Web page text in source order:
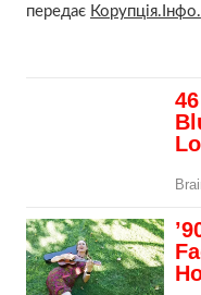
передає Корупція.Інфо.